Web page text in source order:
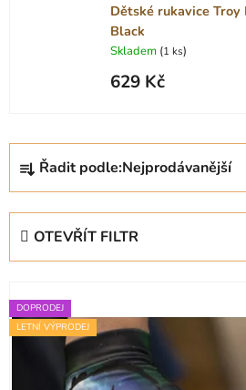
Dětské rukavice
Black
Skladem (1 ks)
629 Kč
Ř
z
p
r
o
Řadit podle:Nejprodávanější
OTEVŘÍT FILTR
V
ý
p
DOPRODEJ
LETNÍ VÝPRODEJ